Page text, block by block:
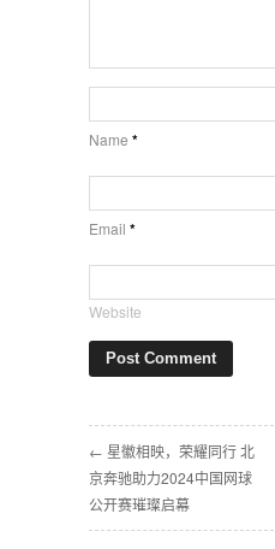
Name *
Email *
Website
← 星徽相映，荣耀同行 北
京奔驰助力2024中国网球
公开赛璀璨启幕